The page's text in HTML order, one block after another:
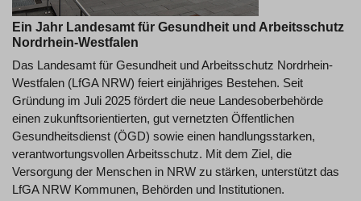
Ein Jahr Landesamt für Gesundheit und Arbeitsschutz
Nordrhein-Westfalen
Das Landesamt für Gesundheit und Arbeitsschutz Nordrhein-
Westfalen (LfGA NRW) feiert einjähriges Bestehen. Seit
Gründung im Juli 2025 fördert die neue Landesoberbehörde
einen zukunftsorientierten, gut vernetzten Öffentlichen
Gesundheitsdienst (ÖGD) sowie einen handlungsstarken,
verantwortungsvollen Arbeitsschutz. Mit dem Ziel, die
Versorgung der Menschen in NRW zu stärken, unterstützt das
LfGA NRW Kommunen, Behörden und Institutionen.